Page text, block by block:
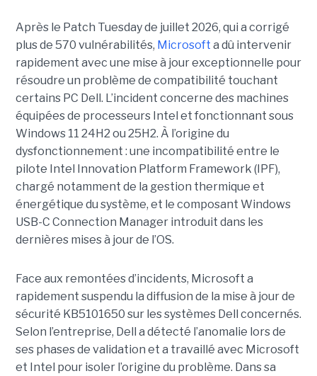
Après le Patch Tuesday de juillet 2026, qui a corrigé
plus de 570 vulnérabilités, Microsoft a dû intervenir
rapidement avec une mise à jour exceptionnelle pour
résoudre un problème de compatibilité touchant
certains PC Dell. L’incident concerne des machines
équipées de processeurs Intel et fonctionnant sous
Windows 11 24H2 ou 25H2. À l’origine du
dysfonctionnement : une incompatibilité entre le
pilote Intel Innovation Platform Framework (IPF),
chargé notamment de la gestion thermique et
énergétique du système, et le composant Windows
USB-C Connection Manager introduit dans les
dernières mises à jour de l’OS.
Face aux remontées d’incidents, Microsoft a
rapidement suspendu la diffusion de la mise à jour de
sécurité KB5101650 sur les systèmes Dell concernés.
Selon l’entreprise, Dell a détecté l’anomalie lors de
ses phases de validation et a travaillé avec Microsoft
et Intel pour isoler l’origine du problème. Dans sa